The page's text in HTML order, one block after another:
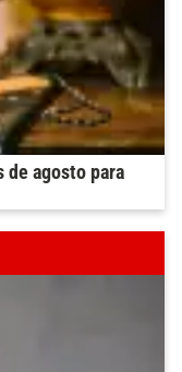
agosto para